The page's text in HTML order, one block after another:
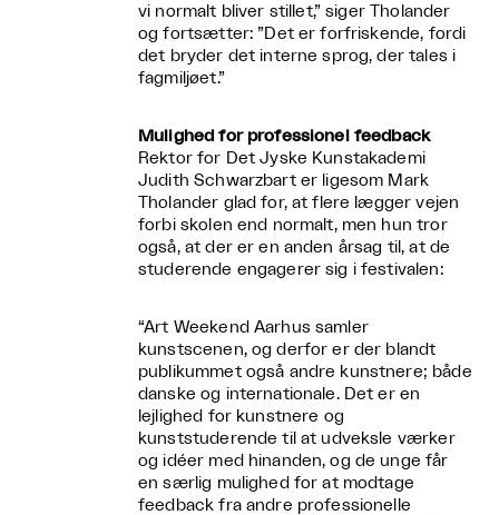
vi normalt bliver stillet,” siger Tholander
og fortsætter: ”Det er forfriskende, fordi
det bryder det interne sprog, der tales i
fagmiljøet.”
Mulighed for professionel feedback
Rektor for Det Jyske Kunstakademi
Judith Schwarzbart er ligesom Mark
Tholander glad for, at flere lægger vejen
forbi skolen end normalt, men hun tror
også, at der er en anden årsag til, at de
studerende engagerer sig i festivalen:
“Art Weekend Aarhus samler
kunstscenen, og derfor er der blandt
publikummet også andre kunstnere; både
danske og internationale. Det er en
lejlighed for kunstnere og
kunststuderende til at udveksle værker
og idéer med hinanden, og de unge får
en særlig mulighed for at modtage
feedback fra andre professionelle